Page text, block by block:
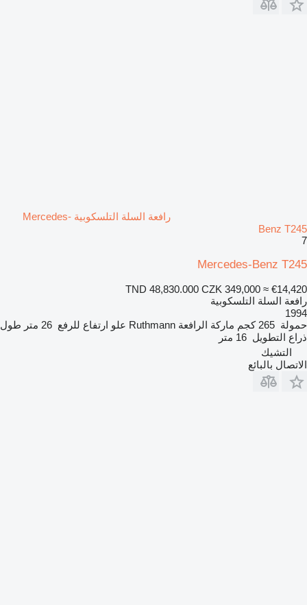
رافعة السلة التلسكوبية Mercedes-
Benz T245
7
Mercedes-Benz T245
TND 48,830.000 CZK 349,000 ≈ €14,420
رافعة السلة التلسكوبية
1994
حمولة 265 كجم ماركة الرافعة Ruthmann علو ارتفاع للرفع 26 متر
طول
ذراع التطويل 16 متر
التشيك
الاتصال بالبائع